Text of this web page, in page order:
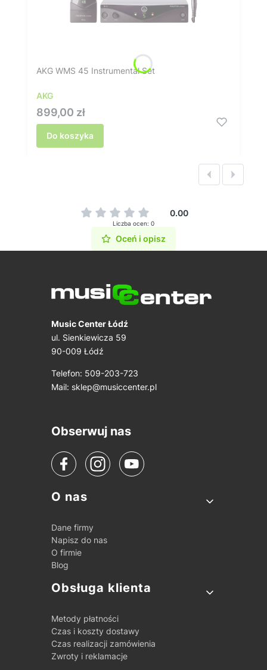
AKG WMS 45 Instrumental Set
AKG
Cena
899,00 zł
Do koszyka
0.00
Liczba ocen: 0
Oceń i opisz
Music Center Łódź
ul. Sienkiewicza 59
90-009 Łódź
Telefon: 509-203-723
Mail: sklep@musiccenter.pl
Obserwuj nas
Linki w stopce
O nas
Dane firmy
Napisz do nas
O firmie
Blog
Obsługa klienta
Metody płatności
Czas i koszty dostawy
Czas realizacji zamówienia
Zwroty i reklamacje